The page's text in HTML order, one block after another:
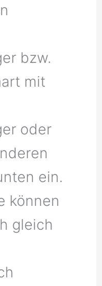
bzw.
mit
oder
ein.
können
gleich